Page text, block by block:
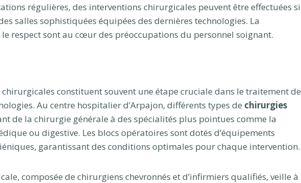
régulières, des interventions chirurgicales peuvent être effectuées si
salles sophistiquées équipées des dernières technologies. La
respect sont au cœur des préoccupations du personnel soignant.
chirurgicales constituent souvent une étape cruciale dans le traitement de
Au centre hospitalier d’Arpajon, différents types de chirurgies
de la chirurgie générale à des spécialités plus pointues comme la
ou digestive. Les blocs opératoires sont dotés d’équipements
garantissant des conditions optimales pour chaque intervention.
composée de chirurgiens chevronnés et d’infirmiers qualifiés, veille à